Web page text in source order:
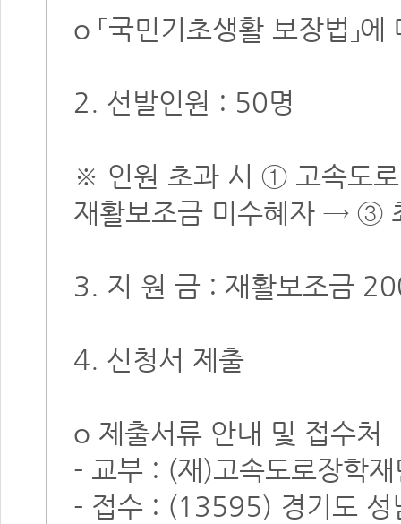
o 「국민기초생활 보장법」
2. 선발인원 : 50명
※ 인원 초과 시 ① 고속도
재활보조금 미수혜자 → ③
3. 지 원 금 : 재활보조금
4. 신청서 제출
o 제출서류 안내 및 접수처
- 교부 : (재)고속도로장학
- 접수 : (13595) 경기도 성